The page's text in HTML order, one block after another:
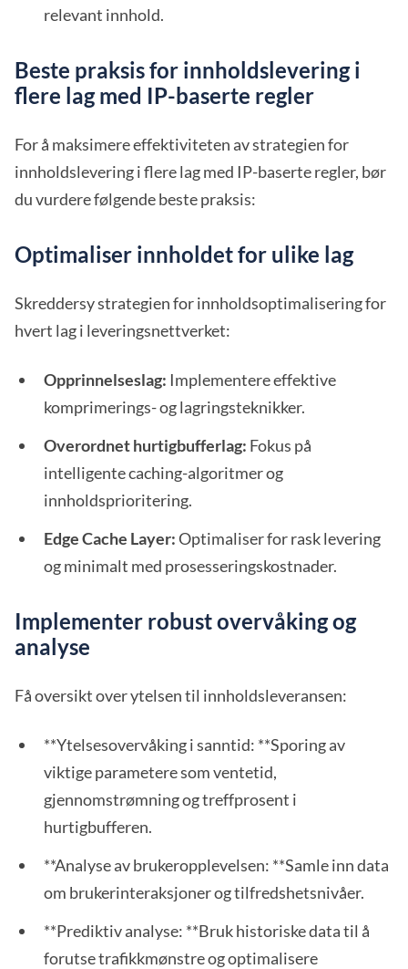
relevant innhold.
Beste praksis for innholdslevering i
flere lag med IP-baserte regler
For å maksimere effektiviteten av strategien for
innholdslevering i flere lag med IP-baserte regler, bør
du vurdere følgende beste praksis:
Optimaliser innholdet for ulike lag
Skreddersy strategien for innholdsoptimalisering for
hvert lag i leveringsnettverket:
Opprinnelseslag: Implementere effektive
komprimerings- og lagringsteknikker.
Overordnet hurtigbufferlag: Fokus på
intelligente caching-algoritmer og
innholdsprioritering.
Edge Cache Layer:Optimaliser for rask levering
og minimalt med prosesseringskostnader.
Implementer robust overvåking og
analyse
Få oversikt over ytelsen til innholdsleveransen:
**Ytelsesovervåking i sanntid: **Sporing av
viktige parametere som ventetid,
gjennomstrømning og treffprosent i
hurtigbufferen.
**Analyse av brukeropplevelsen: **Samle inn data
om brukerinteraksjoner og tilfredshetsnivåer.
**Prediktiv analyse: **Bruk historiske data til å
forutse trafikkmønstre og optimalisere